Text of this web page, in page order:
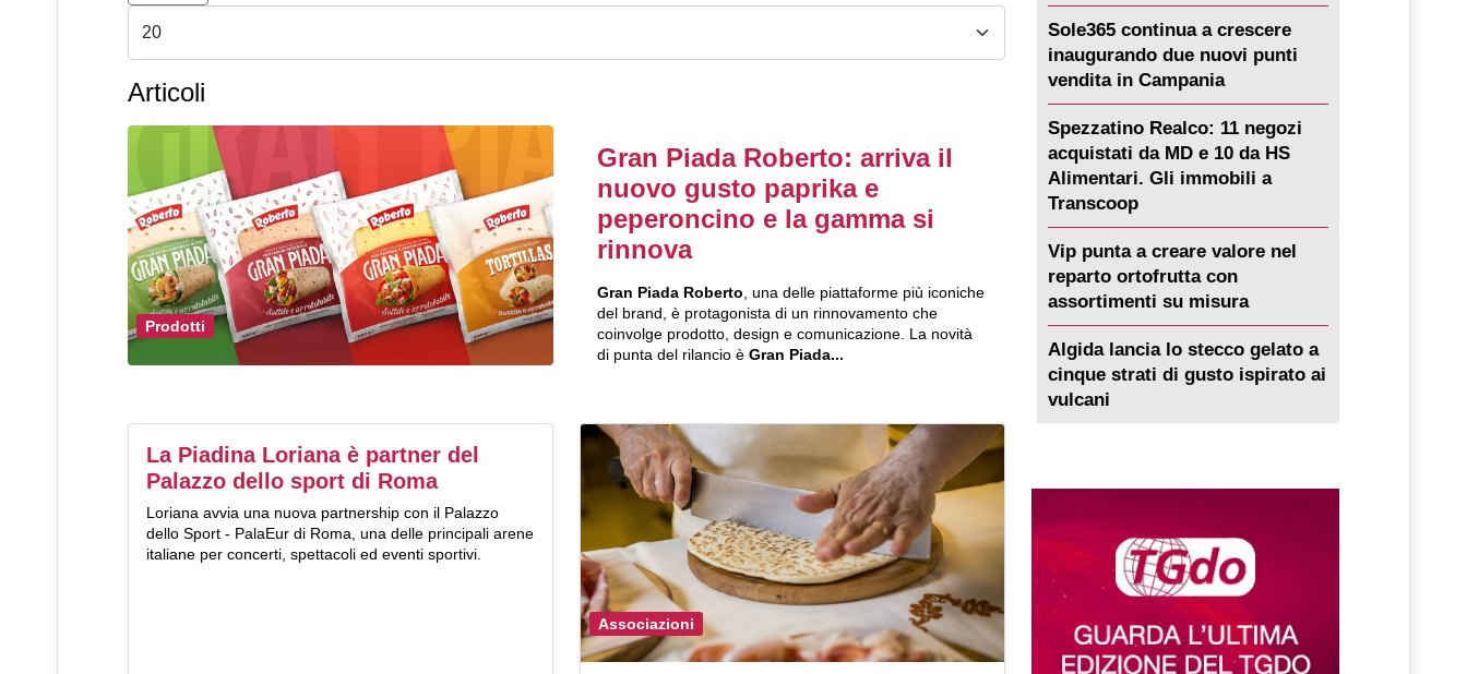
Articoli
Prodotti
Gran Piada Roberto: arriva il
nuovo gusto paprika e
peperoncino e la gamma si
rinnova
Gran Piada Roberto, una delle piattaforme più iconiche
del brand, è protagonista di un rinnovamento che
coinvolge prodotto, design e comunicazione. La novità
di punta del rilancio è Gran Piada...
La Piadina Loriana è partner del
Palazzo dello sport di Roma
Loriana avvia una nuova partnership con il Palazzo
dello Sport - PalaEur di Roma, una delle principali arene
italiane per concerti, spettacoli ed eventi sportivi.
Associazioni
Sole365 continua a crescere
inaugurando due nuovi punti
vendita in Campania
Spezzatino Realco: 11 negozi
acquistati da MD e 10 da HS
Alimentari. Gli immobili a
Transcoop
Vip punta a creare valore nel
reparto ortofrutta con
assortimenti su misura
Algida lancia lo stecco gelato a
cinque strati di gusto ispirato ai
vulcani